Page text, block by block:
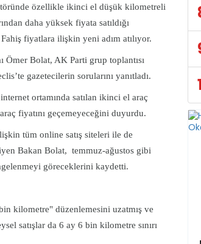
özellikle ikinci el düşük kilometreli
daha yüksek fiyata satıldığı
fiyatlara ilişkin yeni adım atılıyor.
Ömer Bolat, AK Parti grup toplantısı
gazetecilerin sorularını yanıtladı.
ortamında satılan ikinci el araç
araç fiyatını geçemeyeceğini duyurdu.
tüm online satış siteleri ile de
Bakan Bolat, temmuz-ağustos gibi
göreceklerini kaydetti.
kilometre" düzenlemesini uzatmış ve
satışlar da 6 ay 6 bin kilometre sınırı